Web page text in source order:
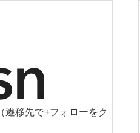
（遷移先で+フォローをク